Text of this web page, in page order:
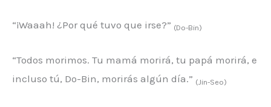
“¡Waaah! ¿Por qué tuvo que irse?” (Do-Bin)
“Todos morimos. Tu mamá morirá, tu papá morirá, e
incluso tú, Do-Bin, morirás algún día.” (Jin-Seo)